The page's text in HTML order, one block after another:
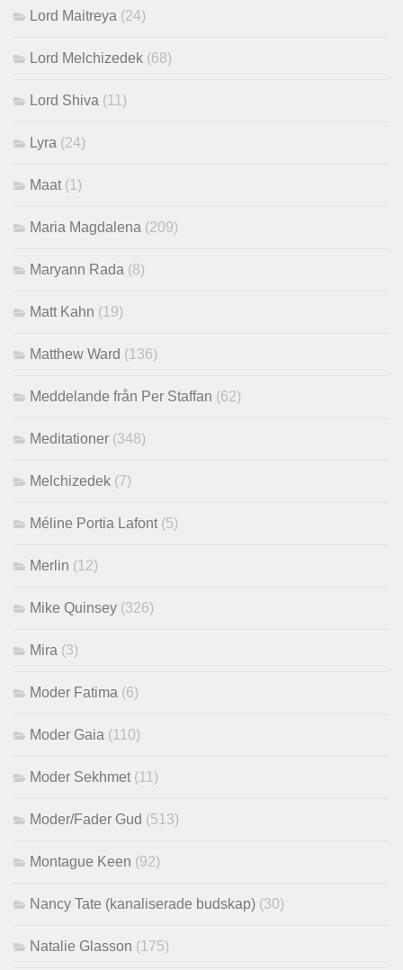
Lord Maitreya (24)
Lord Melchizedek (68)
Lord Shiva (11)
Lyra (24)
Maat (1)
Maria Magdalena (209)
Maryann Rada (8)
Matt Kahn (19)
Matthew Ward (136)
Meddelande från Per Staffan (62)
Meditationer (348)
Melchizedek (7)
Méline Portia Lafont (5)
Merlin (12)
Mike Quinsey (326)
Mira (3)
Moder Fatima (6)
Moder Gaia (110)
Moder Sekhmet (11)
Moder/Fader Gud (513)
Montague Keen (92)
Nancy Tate (kanaliserade budskap) (30)
Natalie Glasson (175)